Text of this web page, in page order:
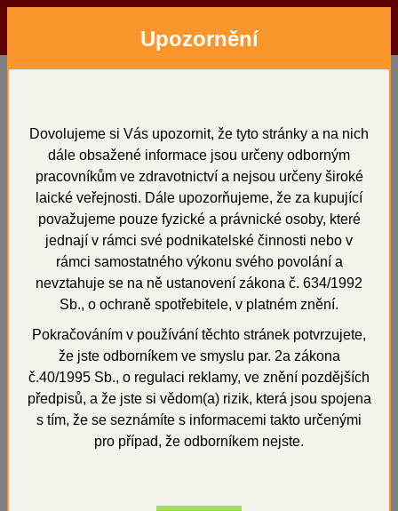
Hledat Přihlásit
DADO
+
Upozornění
Dovolujeme si Vás upozornit, že tyto stránky a na nich
dále obsažené informace jsou určeny odborným
pracovníkům ve zdravotnictví a nejsou určeny široké
laické veřejnosti. Dále upozorňujeme, že za kupující
považujeme pouze fyzické a právnické osoby, které
jednají v rámci své podnikatelské činnosti nebo v
rámci samostatného výkonu svého povolání a
nevztahuje se na ně ustanovení zákona č. 634/1992
Sb., o ochraně spotřebitele, v platném znění.
Pokračováním v používání těchto stránek potvrzujete,
že jste odborníkem ve smyslu par. 2a zákona
č.40/1995 Sb., o regulaci reklamy, ve znění pozdějších
předpisů, a že jste si vědom(a) rizik, která jsou spojena
s tím, že se seznámíte s informacemi takto určenými
pro případ, že odborníkem nejste.